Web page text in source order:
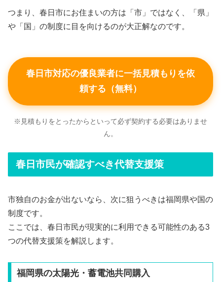
つまり、春日市にお住まいの方は「市」ではなく、「県」
や「国」の制度に目を向けるのが大正解なのです。
春日市対応の優良業者に一括見積もりを依
頼する（無料）
※見積もりをとったからといって必ず契約する必要はありませ
ん。
春日市民が確認すべき代替支援策
市独自のお金が出ないなら、次に狙うべきは福岡県や国の
制度です。
ここでは、春日市民が現実的に利用できる可能性のある3
つの代替支援策を解説します。
福岡県の太陽光・蓄電池共同購入